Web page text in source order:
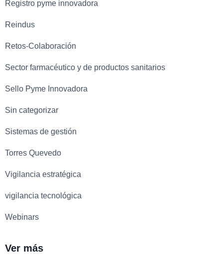
Registro pyme innovadora
Reindus
Retos-Colaboración
Sector farmacéutico y de productos sanitarios
Sello Pyme Innovadora
Sin categorizar
Sistemas de gestión
Torres Quevedo
Vigilancia estratégica
vigilancia tecnológica
Webinars
Ver más